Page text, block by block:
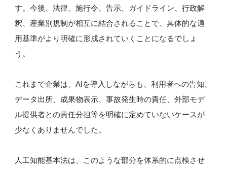
す。今後、法律、施行令、告示、ガイドライン、行政解
釈、産業別規制が相互に結合されることで、具体的な適
用基準がより明確に形成されていくことになるでしょ
う。
これまで企業は、AIを導入しながらも、利用者への告知、
データ出所、成果物表示、事故発生時の責任、外部モデ
ル提供者との責任分担等を明確に定めていないケースが
少なくありませんでした。
人工知能基本法は、このような部分を体系的に点検させ